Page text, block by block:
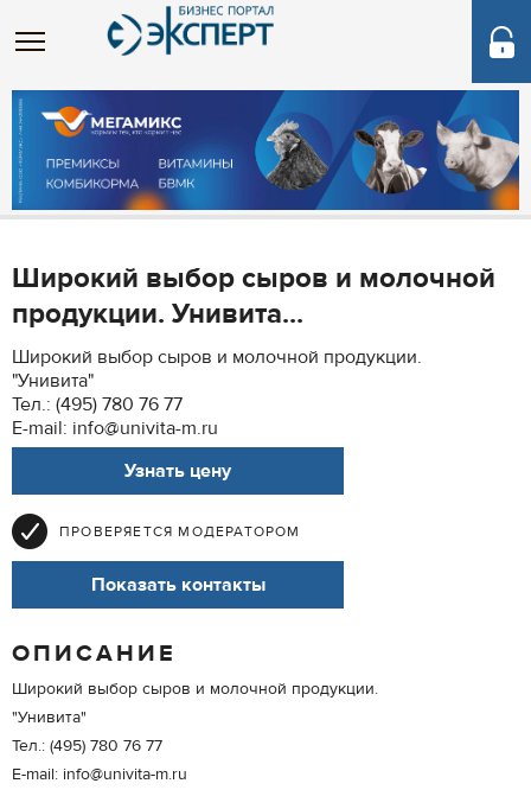
Широкий выбор сыров и молочной
продукции. Унивита...
Широкий выбор сыров и молочной продукции.
"Унивита"
Тел.: (495) 780 76 77
E-mail: info@univita-m.ru
Узнать цену
ПРОВЕРЯЕТСЯ МОДЕРАТОРОМ
Показать контакты
ОПИСАНИЕ
Широкий выбор сыров и молочной продукции.
"Унивита"
Тел.: (495) 780 76 77
E-mail: info@univita-m.ru